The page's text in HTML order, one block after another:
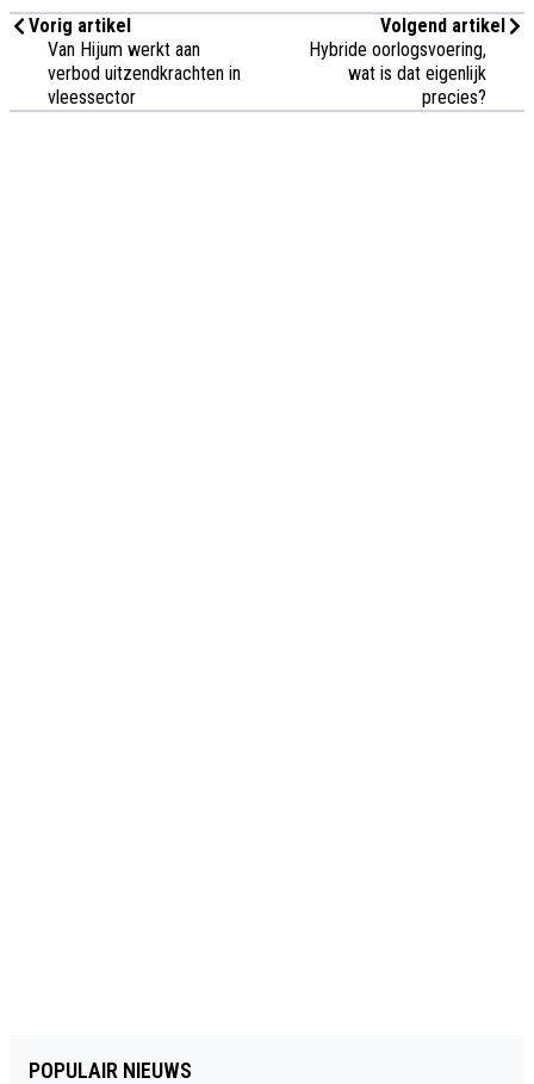
Vorig artikel
Van Hijum werkt aan
verbod uitzendkrachten in
vleessector
Volgend artikel
Hybride oorlogsvoering,
wat is dat eigenlijk
precies?
POPULAIR NIEUWS